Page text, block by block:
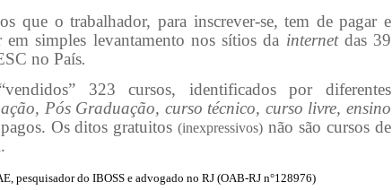
que o trabalhador, para inscrever-se, tem de pagar e
em simples levantamento nos sítios da internetdas 39
no País.
323 cursos, identificados por diferentes
Pós Graduação, curso técnico, curso livre, ensino
Os ditos gratuitos(inexpressivos) não são cursos de
pesquisador do IBOSS e advogado no RJ (OAB-RJ n°128976)